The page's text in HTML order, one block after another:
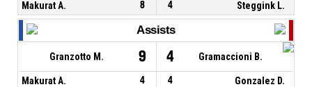
Makurat A.
8 4 Steggink L.
Assists
Granzotto M. 9 4 Gramaccioni B.
Makurat A. 4 4
Gonzalez D.